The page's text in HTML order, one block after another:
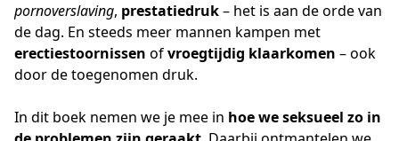
pornoverslaving, prestatiedruk – het is aan de orde van
erectiestoornissen of vroegtijdig klaarkomen – ook
door de toegenomen druk.
In dit boek nemen we je mee in hoe we seksueel zo in